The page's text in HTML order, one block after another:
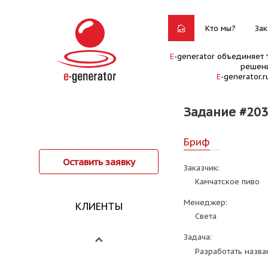
Кто мы?
E-generator объединяет
E-
Задание
Оставить заявку
КЛИЕНТЫ
Бриф
Заказчик:
Камчатское пиво
Менеджер:
Света
Задача:
Разработать